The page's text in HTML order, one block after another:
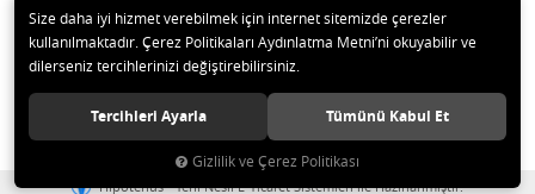
İLETİŞİM
© 2020 MAG OTOMOTİV Tüm hakları saklıdır.
Hipotenüs Yeni Nesil E-Ticaret Sistemleri ile Hazırlanmıştır.
Size daha iyi hizmet verebilmek için internet sitemizde çerezler
kullanılmaktadır. Çerez Politikaları Aydınlatma Metni’ni okuyabilir ve
dilerseniz tercihlerinizi değiştirebilirsiniz.
Tercihleri Ayarla Tümünü Kabul Et
Gizlilik ve Çerez Politikası